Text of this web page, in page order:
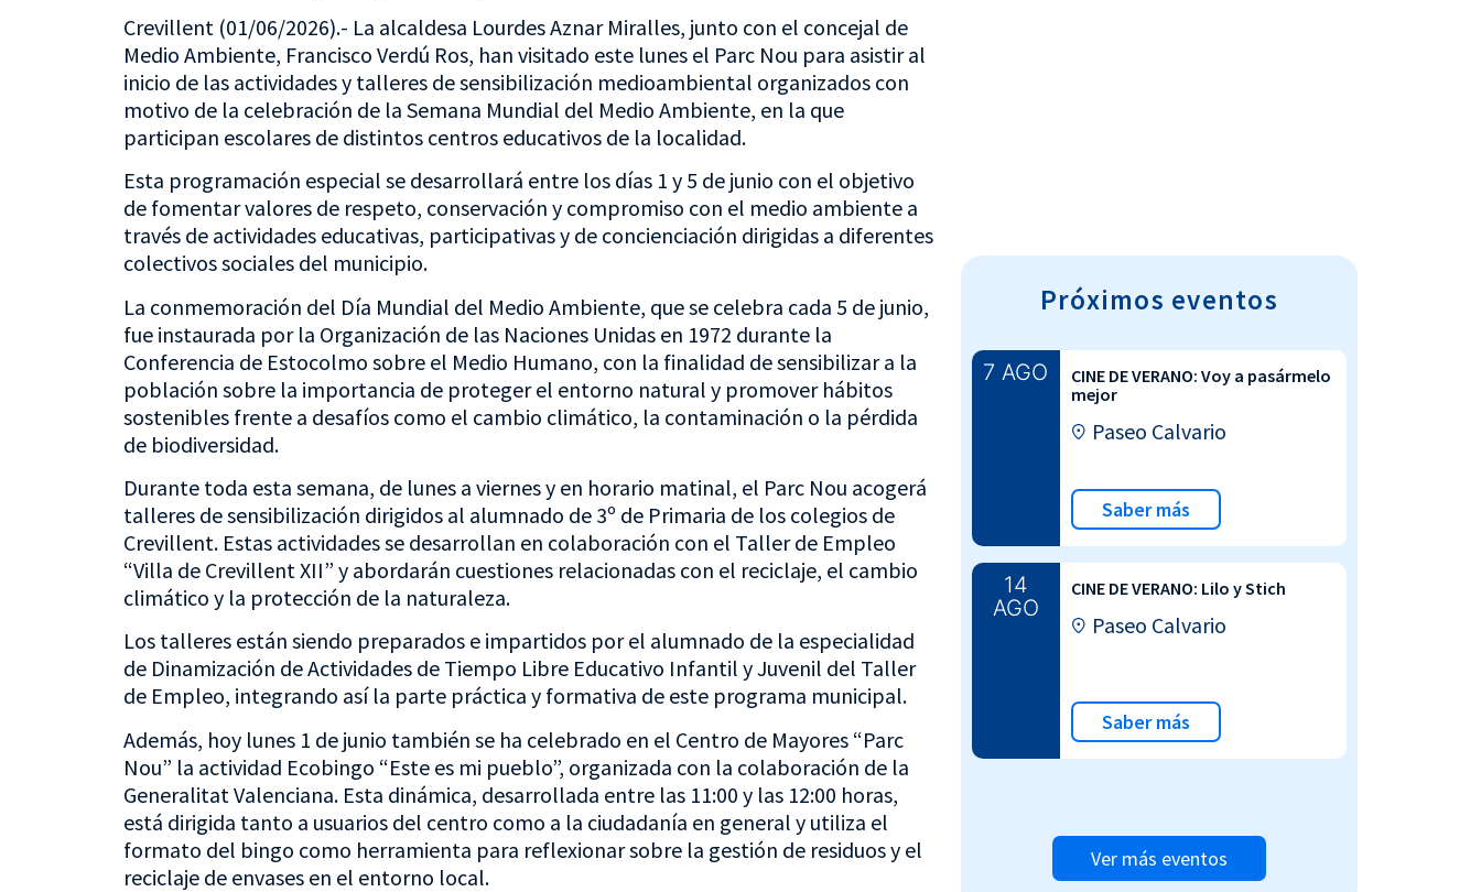
Crevillent (01/06/2026).- La alcaldesa Lourdes Aznar Miralles, junto con el concejal de
Medio Ambiente, Francisco Verdú Ros, han visitado este lunes el Parc Nou para asistir al
inicio de las actividades y talleres de sensibilización medioambiental organizados con
motivo de la celebración de la Semana Mundial del Medio Ambiente, en la que
participan escolares de distintos centros educativos de la localidad.
Esta programación especial se desarrollará entre los días 1 y 5 de junio con el objetivo
de fomentar valores de respeto, conservación y compromiso con el medio ambiente a
través de actividades educativas, participativas y de concienciación dirigidas a diferentes
colectivos sociales del municipio.
La conmemoración del Día Mundial del Medio Ambiente, que se celebra cada 5 de junio,
fue instaurada por la Organización de las Naciones Unidas en 1972 durante la
Conferencia de Estocolmo sobre el Medio Humano, con la finalidad de sensibilizar a la
población sobre la importancia de proteger el entorno natural y promover hábitos
sostenibles frente a desafíos como el cambio climático, la contaminación o la pérdida
de biodiversidad.
Durante toda esta semana, de lunes a viernes y en horario matinal, el Parc Nou acogerá
talleres de sensibilización dirigidos al alumnado de 3º de Primaria de los colegios de
Crevillent. Estas actividades se desarrollan en colaboración con el Taller de Empleo
“Villa de Crevillent XII” y abordarán cuestiones relacionadas con el reciclaje, el cambio
climático y la protección de la naturaleza.
Los talleres están siendo preparados e impartidos por el alumnado de la especialidad
de Dinamización de Actividades de Tiempo Libre Educativo Infantil y Juvenil del Taller
de Empleo, integrando así la parte práctica y formativa de este programa municipal.
Además, hoy lunes 1 de junio también se ha celebrado en el Centro de Mayores “Parc
Nou” la actividad Ecobingo “Este es mi pueblo”, organizada con la colaboración de la
Generalitat Valenciana. Esta dinámica, desarrollada entre las 11:00 y las 12:00 horas,
está dirigida tanto a usuarios del centro como a la ciudadanía en general y utiliza el
formato del bingo como herramienta para reflexionar sobre la gestión de residuos y el
reciclaje de envases en el entorno local.
Próximos eventos
7 AGO
CINE DE VERANO: Voy a pasármelo
mejor
Paseo Calvario
Saber más
14
AGO
CINE DE VERANO: Lilo y Stich
Paseo Calvario
Saber más
Ver más eventos